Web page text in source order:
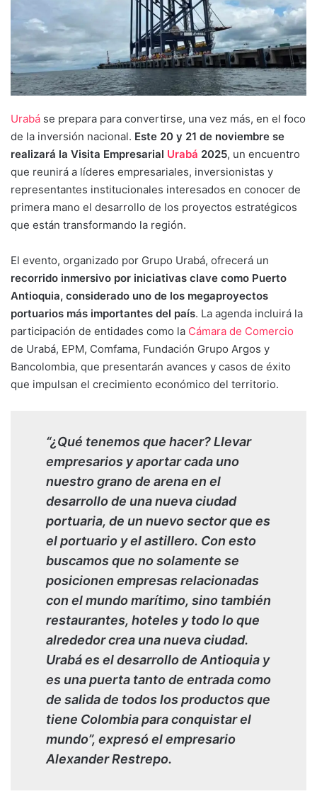
Urabá se prepara para convertirse, una vez más, en el foco
de la inversión nacional. Este 20 y 21 de noviembre se
realizará la Visita Empresarial Urabá 2025, un encuentro
que reunirá a líderes empresariales, inversionistas y
representantes institucionales interesados en conocer de
primera mano el desarrollo de los proyectos estratégicos
que están transformando la región.
El evento, organizado por Grupo Urabá, ofrecerá un
recorrido inmersivo por iniciativas clave como Puerto
Antioquia, considerado uno de los megaproyectos
portuarios más importantes del país. La agenda incluirá la
participación de entidades como la Cámara de Comercio
de Urabá, EPM, Comfama, Fundación Grupo Argos y
Bancolombia, que presentarán avances y casos de éxito
que impulsan el crecimiento económico del territorio.
“¿Qué tenemos que hacer? Llevar
empresarios y aportar cada uno
nuestro grano de arena en el
desarrollo de una nueva ciudad
portuaria, de un nuevo sector que es
el portuario y el astillero. Con esto
buscamos que no solamente se
posicionen empresas relacionadas
con el mundo marítimo, sino también
restaurantes, hoteles y todo lo que
alrededor crea una nueva ciudad.
Urabá es el desarrollo de Antioquia y
es una puerta tanto de entrada como
de salida de todos los productos que
tiene Colombia para conquistar el
mundo”, expresó el empresario
Alexander Restrepo.